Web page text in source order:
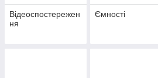
Відеоспостережен
ня
Ємності